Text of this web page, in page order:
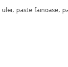
paste fainoase,